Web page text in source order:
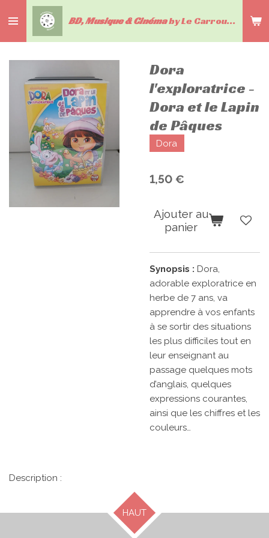
au
contenu
BD, Musique & Cinémaby Le Carrousel du livre
Dora
l'exploratrice -
Dora et le Lapin
de Pâques
Dora
1,50 €
Ajouter au
panier
Synopsis : Dora,
adorable exploratrice en
herbe de 7 ans, va
apprendre à vos enfants
à se sortir des situations
les plus difficiles tout en
leur enseignant au
passage quelques mots
d’anglais, quelques
expressions courantes,
ainsi que les chiffres et les
couleurs…
Description :
HAUT